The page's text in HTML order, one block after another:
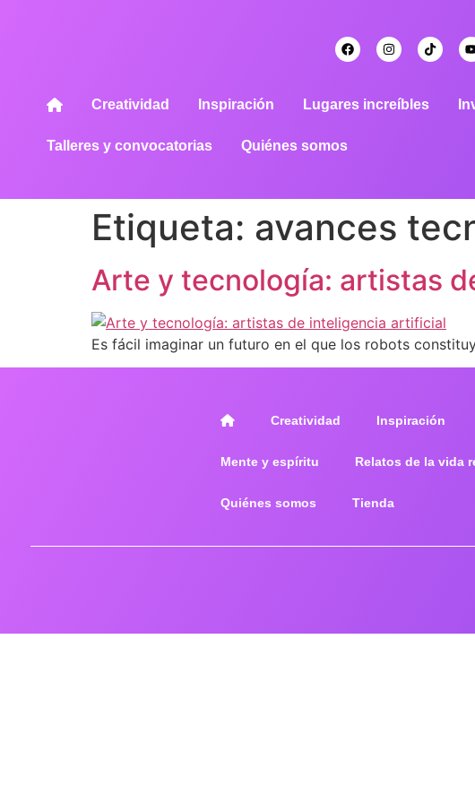
Creatividad Inspiración Lugares increíbles
Talleres y convocatorias Quiénes somos
Etiqueta: avances
Arte y tecnología: artistas
Es fácil imaginar un futuro en el que los robots
Creatividad Inspiración
Mente y espíritu Relatos de la vida
Quiénes somos Tienda